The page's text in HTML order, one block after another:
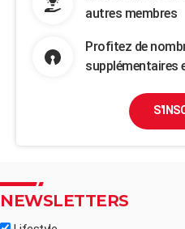
autres membres
Profitez de
supplémentaires
NEWSLETTERS